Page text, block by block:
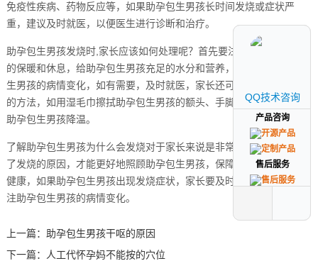
免疫性疾病、药物反应等，如果助孕包生男孩长时间发烧或症状严
重，建议及时就医，以便医生进行诊断和治疗。
助孕包生男孩发烧时,家长应该如何处理呢？首先要注意助孕包生男孩
的保暖和休息，给助孕包生男孩充足的水分和营养，密切观察助孕包
生男孩的病情变化，如有需要，及时就医，家长还可以采取物理降温
的方法，如用湿毛巾擦拭助孕包生男孩的额头、手脚心等部位，帮助
助孕包生男孩降温。
了解助孕包生男孩为什么会发烧对于家长来说是非常重要的,只有了解
了发烧的原因，才能更好地照顾助孕包生男孩，保障助孕包生男孩的
健康，如果助孕包生男孩出现发烧症状，家长要及时处理，并密切关
注助孕包生男孩的病情变化。
上一篇：
助孕包生男孩干呕的原因
下一篇：
人工代怀孕妈不能按的穴位
QQ技术咨询
产品咨询
售后服务
QQ技术咨询
产品咨询
售后服务